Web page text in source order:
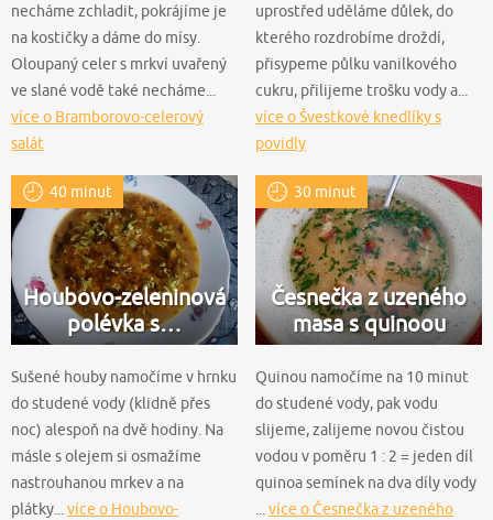
necháme zchladit, pokrájíme je
na kostičky a dáme do mísy.
Oloupaný celer s mrkví uvařený
ve slané vodě také necháme...
více o Bramborovo-celerový
salát
uprostřed uděláme důlek, do
kterého rozdrobíme droždí,
přisypeme půlku vanilkového
cukru, přilijeme trošku vody a...
více o Švestkové knedlíky s
povidly
40 minut
Houbovo-zeleninová
polévka s…
Sušené houby namočíme v hrnku
do studené vody (klidně přes
noc) alespoň na dvě hodiny. Na
másle s olejem si osmažíme
nastrouhanou mrkev a na
plátky...více o Houbovo-
30 minut
Česnečka z uzeného
masa s quinoou
Quinou namočíme na 10 minut
do studené vody, pak vodu
slijeme, zalijeme novou čistou
vodou v poměru 1 : 2 = jeden díl
quinoa semínek na dva díly vody
...více o Česnečka z uzeného